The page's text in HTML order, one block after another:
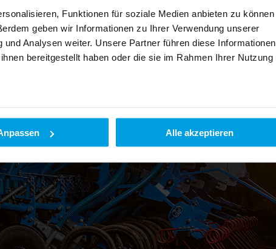
Funktionen für soziale Medien anbieten zu können
geben wir Informationen zu Ihrer Verwendung unserer
Analysen weiter. Unsere Partner führen diese Informationen
bereitgestellt haben oder die sie im Rahmen Ihrer Nutzung
Alle akzeptieren